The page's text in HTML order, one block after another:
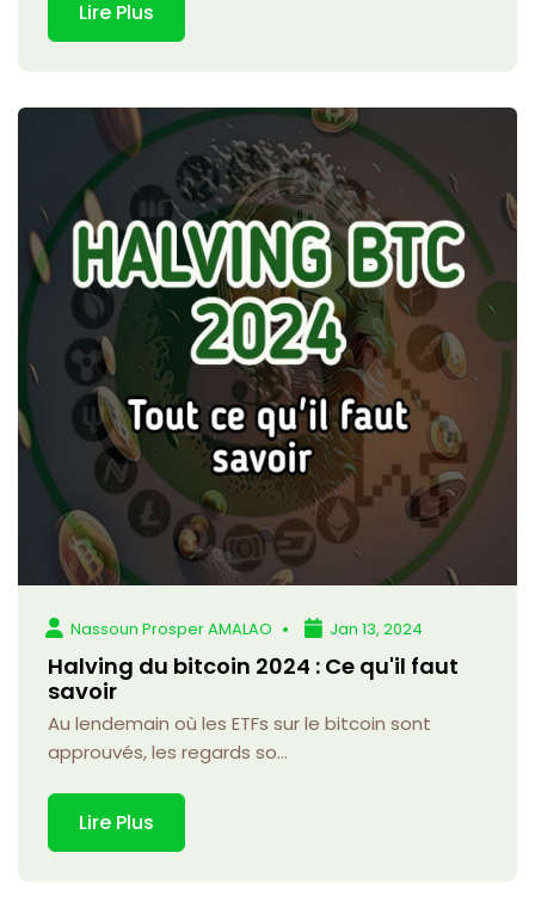
Lire Plus
Nassoun Prosper AMALAO Jan 13, 2024
Halving du bitcoin 2024 : Ce qu'il faut
savoir
Au lendemain où les ETFs sur le bitcoin sont
approuvés, les regards so...
Lire Plus